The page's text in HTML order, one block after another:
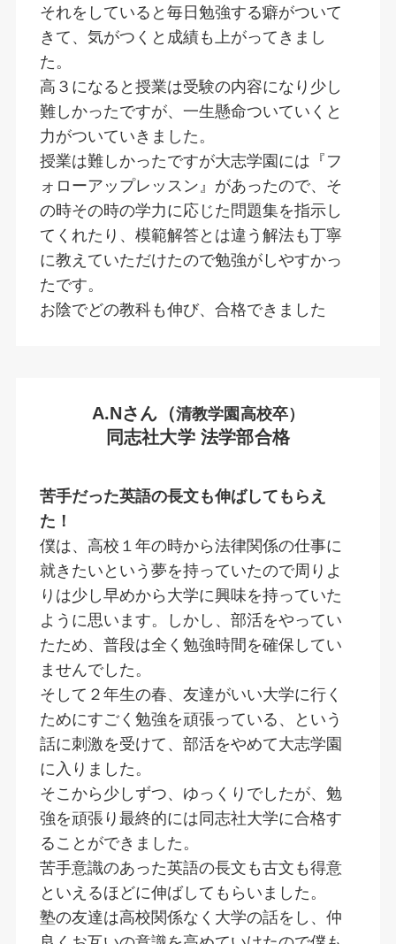
それをしていると毎日勉強する癖がついて
きて、気がつくと成績も上がってきまし
た。
高３になると授業は受験の内容になり少し
難しかったですが、一生懸命ついていくと
力がついていきました。
授業は難しかったですが大志学園には『フ
ォローアップレッスン』があったので、そ
の時その時の学力に応じた問題集を指示し
てくれたり、模範解答とは違う解法も丁寧
に教えていただけたので勉強がしやすかっ
たです。
お陰でどの教科も伸び、合格できました
A.Nさん（清教学園高校卒）
同志社大学 法学部合格
苦手だった英語の長文も伸ばしてもらえ
た！
僕は、高校１年の時から法律関係の仕事に
就きたいという夢を持っていたので周りよ
りは少し早めから大学に興味を持っていた
ように思います。しかし、部活をやってい
たため、普段は全く勉強時間を確保してい
ませんでした。
そして２年生の春、友達がいい大学に行く
ためにすごく勉強を頑張っている、という
話に刺激を受けて、部活をやめて大志学園
に入りました。
そこから少しずつ、ゆっくりでしたが、勉
強を頑張り最終的には同志社大学に合格す
ることができました。
苦手意識のあった英語の長文も古文も得意
といえるほどに伸ばしてもらいました。
塾の友達は高校関係なく大学の話をし、仲